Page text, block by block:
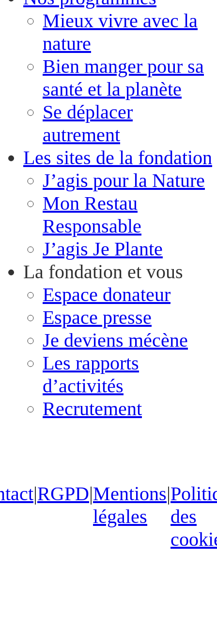
Mieux vivre avec la
nature
Bien manger pour sa
santé et la planète
Se déplacer
autrement
Les sites de la fondation
J’agis pour la Nature
Mon Restau
Responsable
J’agis Je Plante
La fondation et vous
Espace donateur
Espace presse
Je deviens mécène
Les rapports
d’activités
Recrutement
|RGPD|Mentions
légales
|
des